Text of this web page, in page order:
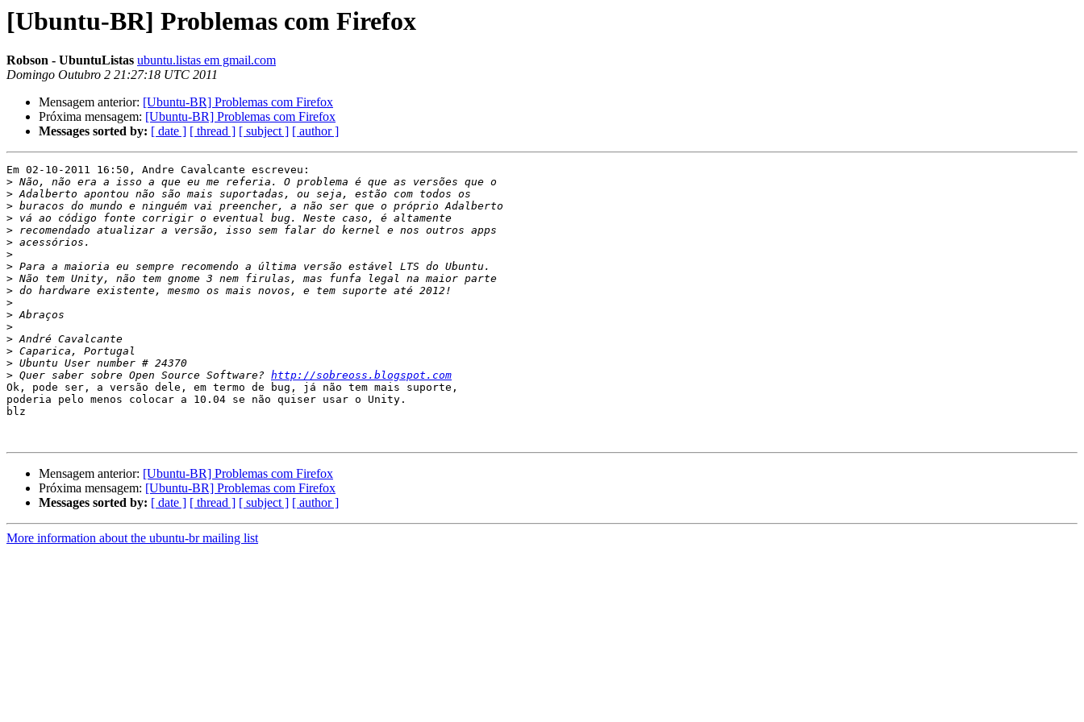
[Ubuntu-BR] Problemas com Firefox
Robson - UbuntuListas ubuntu.listas em gmail.com
Domingo Outubro 2 21:27:18 UTC 2011
Mensagem anterior: [Ubuntu-BR] Problemas com Firefox
Próxima mensagem: [Ubuntu-BR] Problemas com Firefox
Messages sorted by: [ date ] [ thread ] [ subject ] [ author ]
Em 02-10-2011 16:50, Andre Cavalcante escreveu:
>
>
>
>
>
>
>
>
>
>
>
>
>
>
>
>
> Quer saber sobre Open Source Software? http://sobreoss.blogspot.com
Ok, pode ser, a versão dele, em termo de bug, já não tem mais suporte,
poderia pelo menos colocar a 10.04 se não quiser usar o Unity.
blz
Mensagem anterior: [Ubuntu-BR] Problemas com Firefox
Próxima mensagem: [Ubuntu-BR] Problemas com Firefox
Messages sorted by: [ date ] [ thread ] [ subject ] [ author ]
More information about the ubuntu-br mailing list